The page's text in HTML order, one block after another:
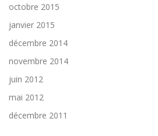
octobre 2015
janvier 2015
décembre 2014
novembre 2014
juin 2012
mai 2012
décembre 2011